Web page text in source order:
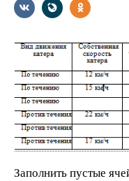
Заполнить пустые